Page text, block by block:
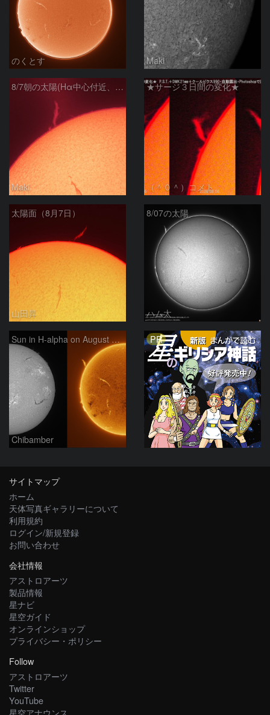
のくとす Maki
8/7朝の太陽(Hα中心付近、プロミネンス)
Maki
★サージ３日間の変化★
（＾０＾）コメト
太陽面（8月7日）
山田昇
8/07の太陽
ハム太
Sun in H-alpha on August 7, 2026
Chibamber
PR
サイトマップ
ホーム
天体写真ギャラリーについて
利用規約
ログイン/新規登録
お問い合わせ
会社情報
アストロアーツ
製品情報
星ナビ
星空ガイド
オンラインショップ
プライバシー・ポリシー
Follow
アストロアーツ
Twitter
YouTube
星空アナウンス